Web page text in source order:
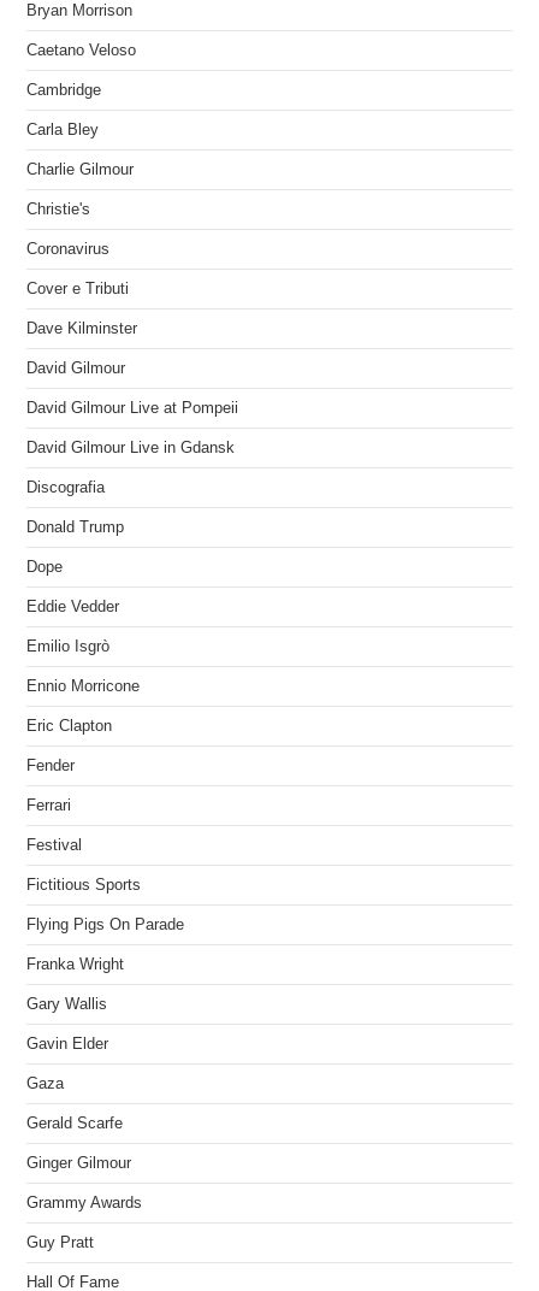
Bryan Morrison
Caetano Veloso
Cambridge
Carla Bley
Charlie Gilmour
Christie's
Coronavirus
Cover e Tributi
Dave Kilminster
David Gilmour
David Gilmour Live at Pompeii
David Gilmour Live in Gdansk
Discografia
Donald Trump
Dope
Eddie Vedder
Emilio Isgrò
Ennio Morricone
Eric Clapton
Fender
Ferrari
Festival
Fictitious Sports
Flying Pigs On Parade
Franka Wright
Gary Wallis
Gavin Elder
Gaza
Gerald Scarfe
Ginger Gilmour
Grammy Awards
Guy Pratt
Hall Of Fame